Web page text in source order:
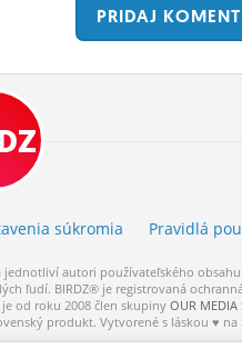
PRIDAJ KOMENT
súkromia Pravidlá
jednotliví autori používateľského obsahu.
ľudí. BIRDZ® je registrovaná
je od roku 2008 člen skupiny OUR MEDIA
produkt. Vytvorené s láskou ♥ na